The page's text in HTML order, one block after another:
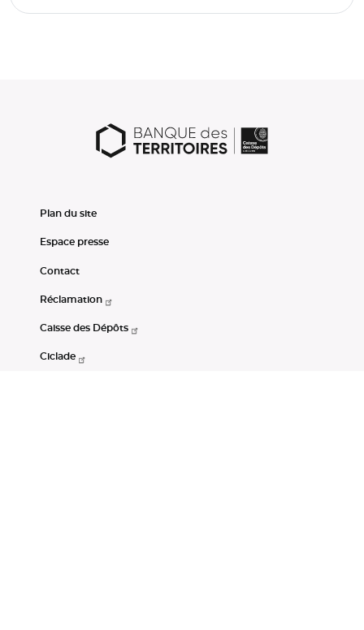
Plan du site
Espace presse
Contact
Réclamation
Caisse des Dépôts
Ciclade